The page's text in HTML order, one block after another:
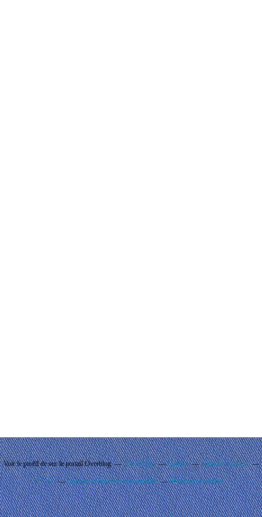
Voir le profil desur le portail Overblog Top articles Contact Signaler un abus
C.G.U. Cookies et données personnelles Préférences cookies